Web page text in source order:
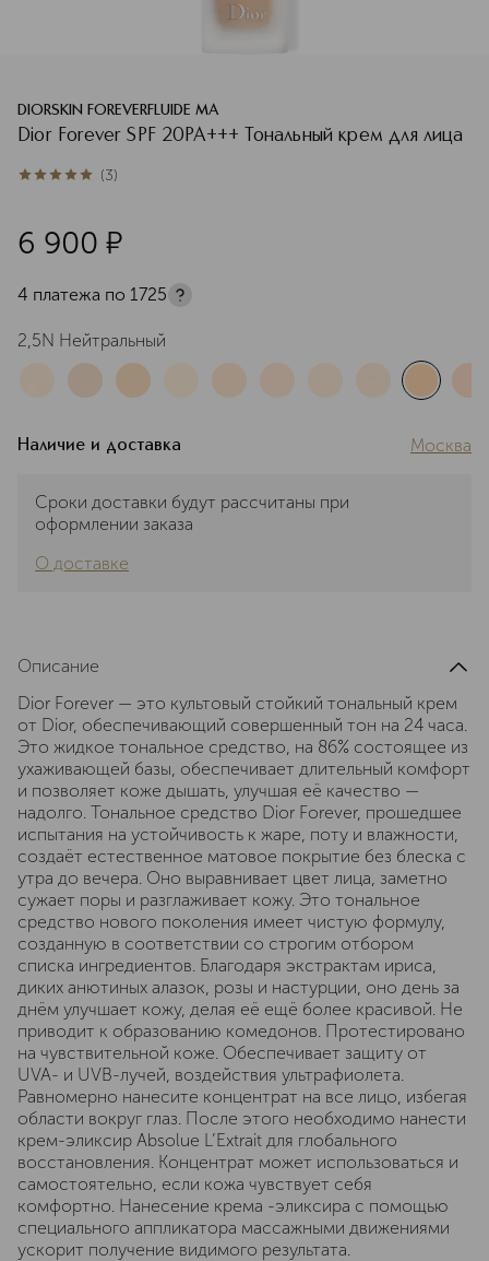
DIORSKIN FOREVERFLUIDE MA
Dior Forever SPF 20PA+++ Тональный крем для лица
5из 53 (3)
6 900 ¤
4 платежа по 1725
2,5N Нейтральный
Наличие и доставка Москва
Сроки доставки будут рассчитаны при
оформлении заказа
О доставке
Описание
Dior Forever — это культовый стойкий тональный крем
от Dior, обеспечивающий совершенный тон на 24 часа.
Это жидкое тональное средство, на 86% состоящее из
ухаживающей базы, обеспечивает длительный комфорт
и позволяет коже дышать, улучшая её качество —
надолго. Тональное средство Dior Forever, прошедшее
испытания на устойчивость к жаре, поту и влажности,
создаёт естественное матовое покрытие без блеска с
утра до вечера. Оно выравнивает цвет лица, заметно
сужает поры и разглаживает кожу. Это тональное
средство нового поколения имеет чистую формулу,
созданную в соответствии со строгим отбором
списка ингредиентов. Благодаря экстрактам ириса,
диких анютиных алазок, розы и настурции, оно день за
днём улучшает кожу, делая её ещё более красивой. Не
приводит к образованию комедонов. Протестировано
на чувствительной коже. Обеспечивает защиту от
UVA- и UVB-лучей, воздействия ультрафиолета.
Равномерно нанесите концентрат на все лицо, избегая
области вокруг глаз. После этого необходимо нанести
крем-эликсир Absolue L’Extrait для глобального
восстановления. Концентрат может использоваться и
самостоятельно, если кожа чувствует себя
комфортно. Нанесение крема -эликсира с помощью
специального аппликатора массажными движениями
ускорит получение видимого результата.